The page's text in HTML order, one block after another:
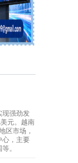
现强劲发
元。越南
区市场，
心，主要
。